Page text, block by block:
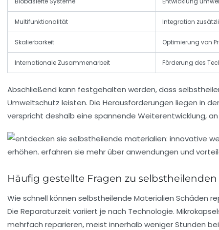
Multifunktionalität Integration
Skalierbarkeit Optimierung von
Internationale Zusammenarbeit Förderung des
Abschließend kann festgehalten werden, dass
Umweltschutz leisten. Die Herausforderungen liegen in
verspricht deshalb eine spannende Weiterentwicklung,
Häufig gestellte Fragen zu
Wie schnell können selbstheilende Materialien Schäden
Die Reparaturzeit variiert je nach Technologie.
mehrfach reparieren, meist innerhalb weniger Stunden